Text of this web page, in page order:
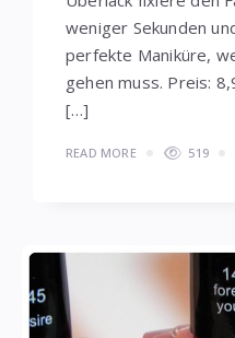
weniger Sekunden
perfekte Maniküre,
gehen muss. Preis:
[…]
READ MORE 519